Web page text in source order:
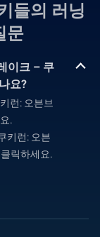
들의 러닝
문
이크 – 쿠
요?
런: 오븐브
.
키런: 오븐
릭하세요.